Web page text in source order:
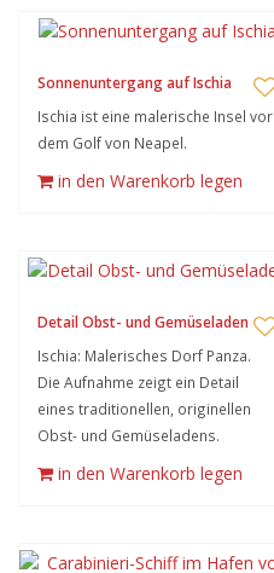
Sonnenuntergang auf Ischia
Ischia ist eine malerische Insel vor
dem Golf von Neapel.
in den Warenkorb legen
Detail Obst- und Gemüseladen
Ischia: Malerisches Dorf Panza.
Die Aufnahme zeigt ein Detail
eines traditionellen, originellen
Obst- und Gemüseladens.
in den Warenkorb legen